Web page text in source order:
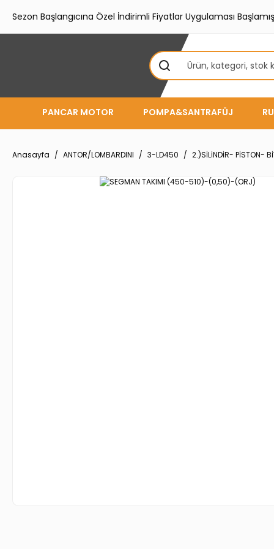
Sezon Başlangıcına Özel İndirimli Fiyatlar Uygulaması
PANCAR MOTOR POMPA&SANTRAFÜJ
Anasayfa ANTOR/LOMBARDINI 3-LD450 2.)SİLİNDİR- PİSTON-